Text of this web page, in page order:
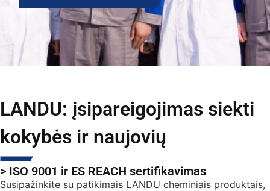
LANDU: įsipareigojimas siekti
kokybės ir naujovių
> ISO 9001 ir ES REACH sertifikavimas
Susipažinkite su patikimais LANDU cheminiais produktais,